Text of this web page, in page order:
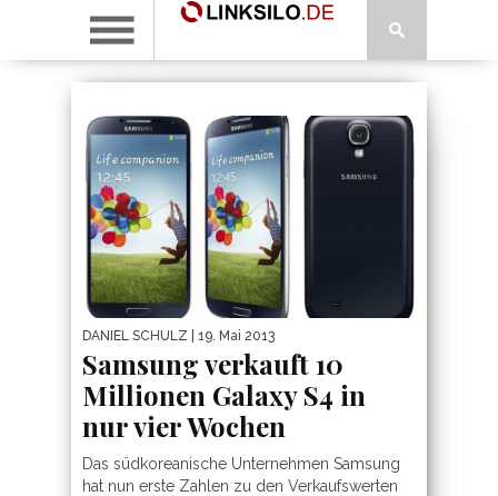
DANIEL SCHULZ | 19. Mai 2013
Samsung verkauft 10
Millionen Galaxy S4 in
nur vier Wochen
Das südkoreanische Unternehmen Samsung
hat nun erste Zahlen zu den Verkaufswerten